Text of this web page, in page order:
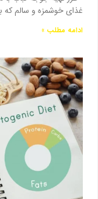
غذای خوشمزه و سالم که
ادامه مطلب »